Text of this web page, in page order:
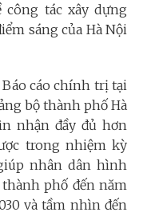
tác xây dựng
sáng của Hà Nội
cáo chính trị tại
bộ thành phố Hà
nhận đầy đủ hơn
trong nhiệm kỳ
nhân dân hình
phố đến năm
và tầm nhìn đến